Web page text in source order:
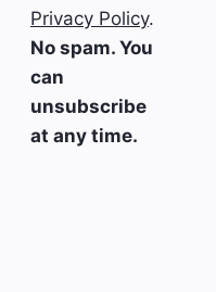
Privacy Policy.
No spam. You
can
unsubscribe
at any time.